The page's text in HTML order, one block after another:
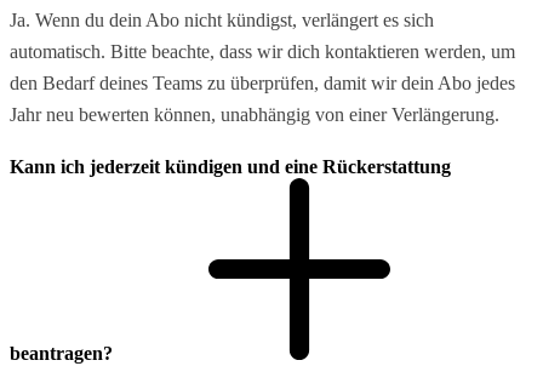
Ja. Wenn du dein Abo nicht kündigst, verlängert es sich
automatisch. Bitte beachte, dass wir dich kontaktieren werden, um
den Bedarf deines Teams zu überprüfen, damit wir dein Abo jedes
Jahr neu bewerten können, unabhängig von einer Verlängerung.
Kann ich jederzeit kündigen und eine Rückerstattung
beantragen?